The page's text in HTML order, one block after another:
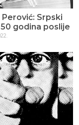
Srpski
godina poslije